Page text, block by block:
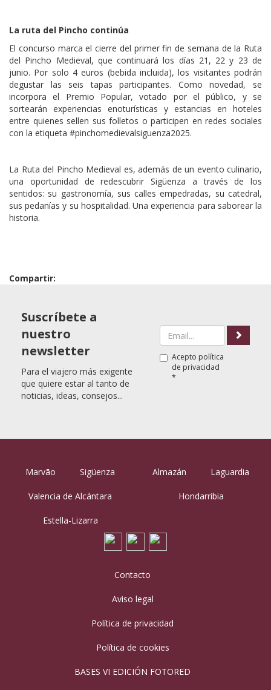
La ruta del Pincho continúa
El concurso marca el cierre del primer fin de semana de la Ruta
del Pincho Medieval, que continuará los días 21, 22 y 23 de
junio. Por solo 4 euros (bebida incluida), los visitantes podrán
degustar las seis tapas participantes. Como novedad, se
incorpora el Premio Popular, votado por el público, y se
sortearán experiencias enoturísticas y estancias en hoteles
entre quienes sellen sus folletos o participen en redes sociales
con la etiqueta #pinchomedievalsiguenza2025.
La Ruta del Pincho Medieval es, además de un evento culinario,
una oportunidad de redescubrir Sigüenza a través de los
sentidos: su gastronomía, sus calles empedradas, su catedral,
sus pedanías y su hospitalidad. Una experiencia para saborear la
historia.
Compartir:
Suscríbete a
nuestro
newsletter
Para el viajero más exigente
que quiere estar al tanto de
noticias, ideas, consejos...
Acepto política
de privacidad
*
Marvão Sigüenza
Valencia de Alcántara
Estella-Lizarra
Almazán Laguardia
Hondarribia
Contacto
Aviso legal
Política de privacidad
Política de cookies
BASES VI EDICIÓN FOTORED